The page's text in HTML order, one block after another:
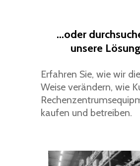
...oder
unsere
Erfahren Sie, wie wir
Weise verändern, wie
kaufen und betreiben.